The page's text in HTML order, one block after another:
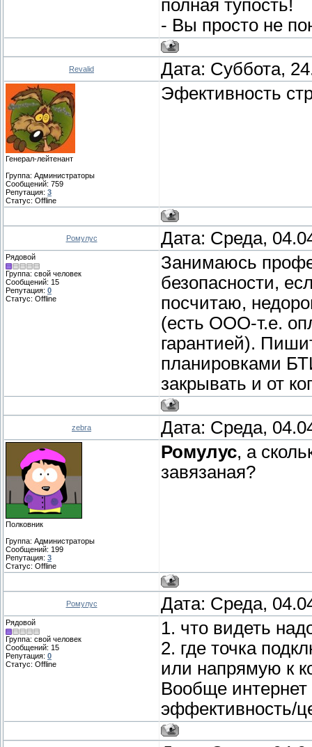
полная тупость!
- Вы просто не
Revalid Дата: Суббота,
Генерал-лейтенант
Группа: Администраторы
Сообщений: 759
Репутация: 3
Статус: Offline
Эфективность
Ромулус Дата: Среда,
Рядовой
Группа: свой человек
Сообщений: 15
Репутация: 0
Статус: Offline
Занимаюсь
безопасности,
посчитаю,
(есть ООО-т.е.
гарантией).
планировками
закрывать и от
zebra Дата: Среда,
Полковник
Группа: Администраторы
Сообщений: 199
Репутация: 3
Статус: Offline
Ромулус, а
завязаная?
Ромулус Дата: Среда,
Рядовой
Группа: свой человек
Сообщений: 15
Репутация: 0
Статус: Offline
1. что видеть
2. где точка
или напрямую к
Вообще
эффективность/